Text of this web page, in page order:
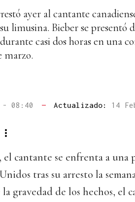
ayer al cantante
limusina. Bieber se
casi dos horas en una
marzo.
- 08:40 — Actualizado: 14
el cantante se enfrenta a
tras su arresto la
la gravedad de los hechos, el